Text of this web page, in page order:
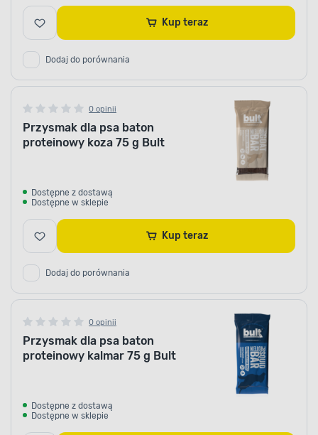
Kup teraz
Dodaj do porównania
0 opinii
Przysmak dla psa baton
proteinowy koza 75 g Bult
Dostępne z dostawą
Dostępne w sklepie
Kup teraz
Dodaj do porównania
0 opinii
Przysmak dla psa baton
proteinowy kalmar 75 g Bult
Dostępne z dostawą
Dostępne w sklepie